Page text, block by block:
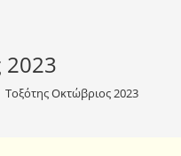
2023
Τοξότης Οκτώβριος 2023